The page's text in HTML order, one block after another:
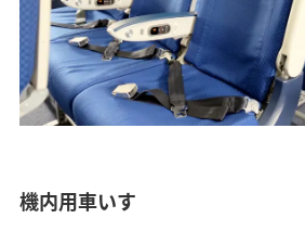
機内用車いす